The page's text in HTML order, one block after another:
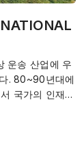
운송 산업에 우
. 80~90년대에
국가의 인재를